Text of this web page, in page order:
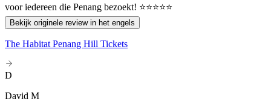
voor iedereen die Penang bezoekt! ⭐⭐⭐⭐⭐
Bekijk originele review in het engels
The Habitat Penang Hill Tickets
D
David M